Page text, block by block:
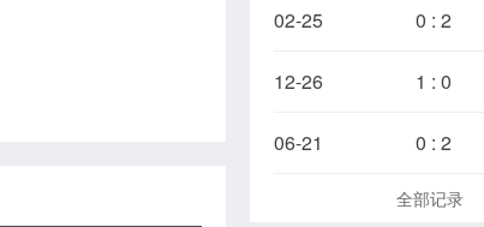
02-25 0 : 2
12-26 1 : 0
06-21 0 : 2
全部记录